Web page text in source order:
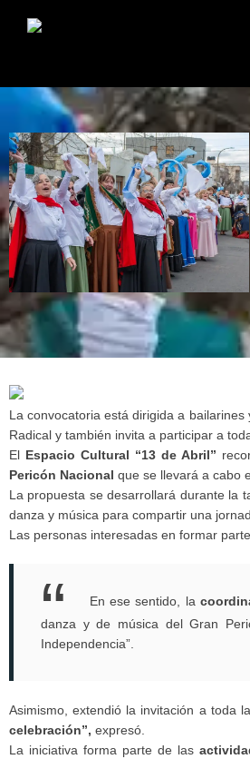
La convocatoria está dirigida a
Radical y también invita a participar a
El Espacio Cultural “13 de Abril”
Pericón Nacional que se llevará a cabo
La propuesta se desarrollará durante la
danza y música para compartir una
Las personas interesadas en formar
En ese sentido, la
danza y de música del Gran
Independencia”.
Asimismo, extendió la invitación a toda
celebración”, expresó.
La iniciativa forma parte de las